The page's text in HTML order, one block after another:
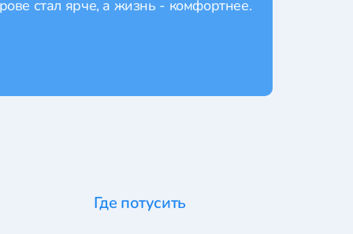
стал ярче, а жизнь - комфортнее.
Где потусить